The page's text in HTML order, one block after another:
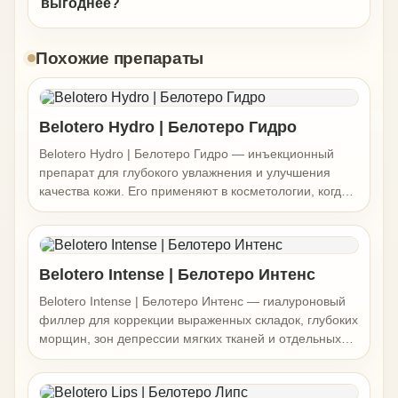
выгоднее?
Похожие препараты
Belotero Hydro | Белотеро Гидро
Belotero Hydro | Белотеро Гидро — инъекционный
препарат для глубокого увлажнения и улучшения
качества кожи. Его применяют в косметологии, когда
кожа выглядит обезвоженной, тусклой, менее упругой,
теряет гладкость и быстрее реагирует на стресс,
солнце, сухой воздух и возрастные изменения.
Препарат содержит гиалуроновую кислоту и
глицерин, поэтому работает не как объёмный
филлер, а как skinbooster для увлажнения, мягкости,
сияния и более ухоженного вида кожи. Он может быть
актуален для лица, шеи, зоны декольте и кистей рук
по показаниям. Для пациентов, которые ищут
биоревитализацию в Мытищах, инъекционное
Belotero Intense | Белотеро Интенс
Belotero Intense | Белотеро Интенс — гиалуроновый
филлер для коррекции выраженных складок, глубоких
морщин, зон депрессии мягких тканей и отдельных
задач контурной пластики. Его применяют в
косметологии, когда нужно восстановить более
ровный рельеф лица, поддержать ткани и сделать